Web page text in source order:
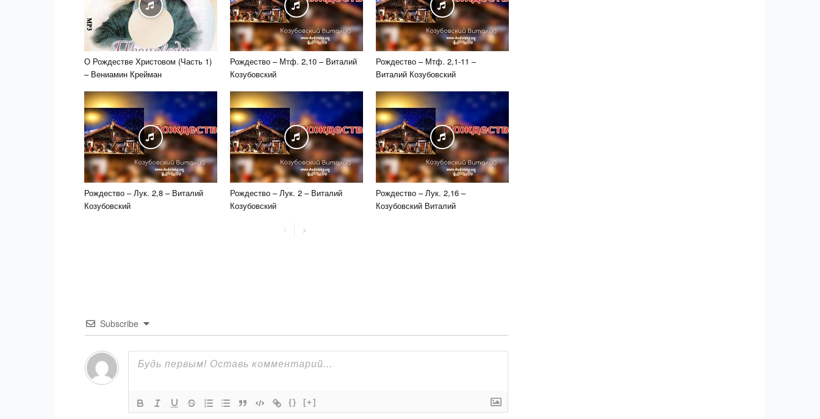
О Рождестве Христовом (Часть 1)
– Вениамин Крейман
Рождество – Мтф. 2,10 – Виталий
Козубовский
Рождество – Мтф. 2,1-11 –
Виталий Козубовский
Рождество – Лук. 2,8 – Виталий
Козубовский
Рождество – Лук. 2 – Виталий
Козубовский
Рождество – Лук. 2,16 –
Козубовский Виталий
Subscribe
{} [+]